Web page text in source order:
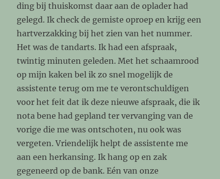
ding bij thuiskomst daar aan de oplader had
gelegd. Ik check de gemiste oproep en krijg een
hartverzakking bij het zien van het nummer.
Het was de tandarts. Ik had een afspraak,
twintig minuten geleden. Met het schaamrood
op mijn kaken bel ik zo snel mogelijk de
assistente terug om me te verontschuldigen
voor het feit dat ik deze nieuwe afspraak, die ik
nota bene had gepland ter vervanging van de
vorige die me was ontschoten, nu ook was
vergeten. Vriendelijk helpt de assistente me
aan een herkansing. Ik hang op en zak
gegeneerd op de bank. Eén van onze